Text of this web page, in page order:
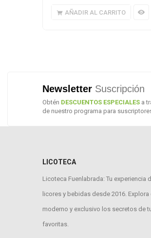
AÑADIR AL CARRITO
Newsletter Suscripción
Obtén DESCUENTOS ESPECIALES a
de nuestro programa para
LICOTECA
Licoteca Fuenlabrada: Tu experiencia
licores y bebidas desde 2016.
moderno y exclusivo los secretos de
favoritas.